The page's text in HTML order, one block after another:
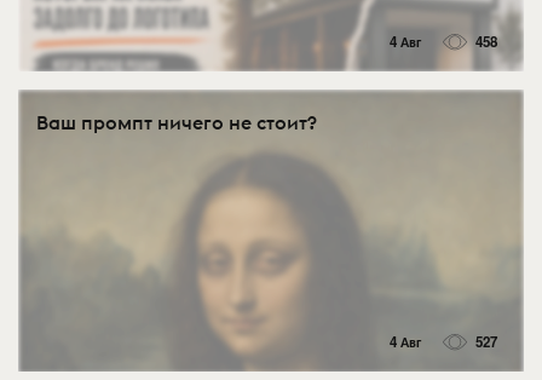
4 Авг 458
Ваш промпт ничего не стоит?
4 Авг 527